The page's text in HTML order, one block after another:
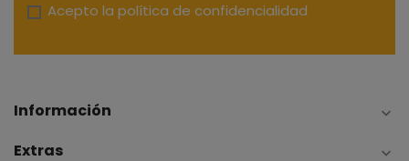
Acepto la política de confidencialidad
Información 
Extras 